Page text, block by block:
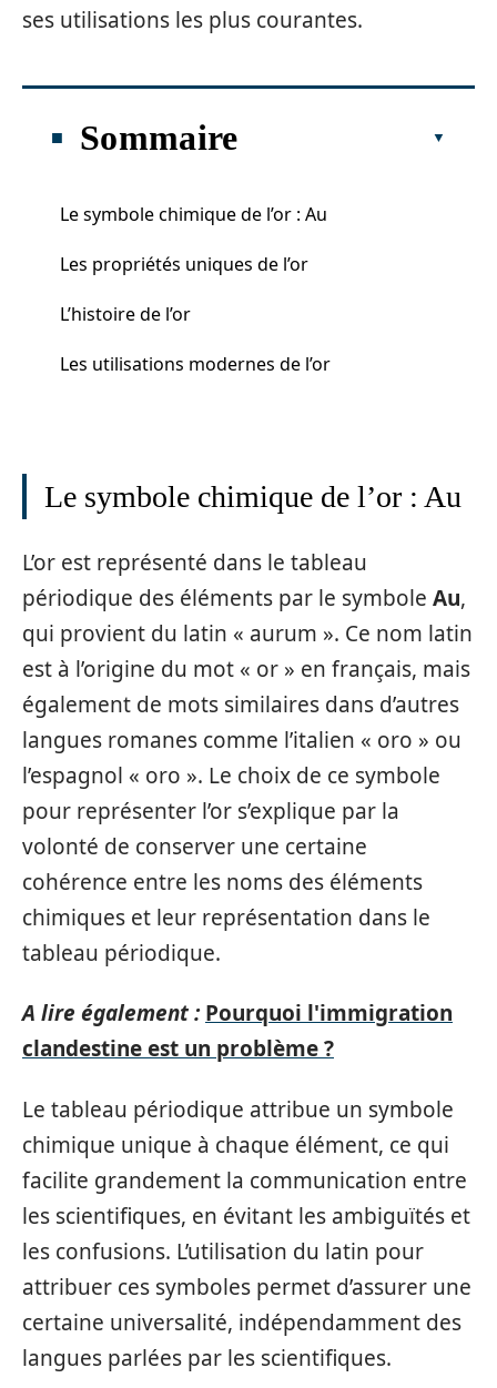
ses utilisations les plus courantes.
Sommaire
Le symbole chimique de l’or : Au
Les propriétés uniques de l’or
L’histoire de l’or
Les utilisations modernes de l’or
Le symbole chimique de l’or : Au
L’or est représenté dans le tableau
périodique des éléments par le symbole Au,
qui provient du latin « aurum ». Ce nom latin
est à l’origine du mot « or » en français, mais
également de mots similaires dans d’autres
langues romanes comme l’italien « oro » ou
l’espagnol « oro ». Le choix de ce symbole
pour représenter l’or s’explique par la
volonté de conserver une certaine
cohérence entre les noms des éléments
chimiques et leur représentation dans le
tableau périodique.
A lire également : Pourquoi l'immigration
clandestine est un problème ?
Le tableau périodique attribue un symbole
chimique unique à chaque élément, ce qui
facilite grandement la communication entre
les scientifiques, en évitant les ambiguïtés et
les confusions. L’utilisation du latin pour
attribuer ces symboles permet d’assurer une
certaine universalité, indépendamment des
langues parlées par les scientifiques.